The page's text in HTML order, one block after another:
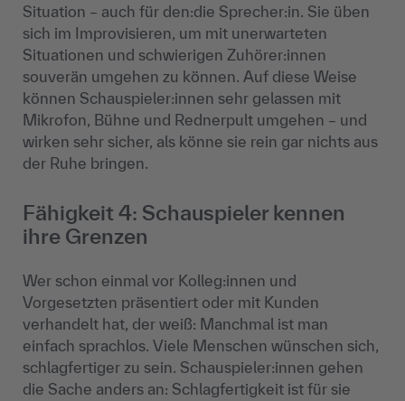
Situation – auch für den:die Sprecher:in. Sie üben
sich im Improvisieren, um mit unerwarteten
Situationen und schwierigen Zuhörer:innen
souverän umgehen zu können. Auf diese Weise
können Schauspieler:innen sehr gelassen mit
Mikrofon, Bühne und Rednerpult umgehen – und
wirken sehr sicher, als könne sie rein gar nichts aus
der Ruhe bringen.
Fähigkeit 4: Schauspieler kennen
ihre Grenzen
Wer schon einmal vor Kolleg:innen und
Vorgesetzten präsentiert oder mit Kunden
verhandelt hat, der weiß: Manchmal ist man
einfach sprachlos. Viele Menschen wünschen sich,
schlagfertiger zu sein. Schauspieler:innen gehen
die Sache anders an: Schlagfertigkeit ist für sie